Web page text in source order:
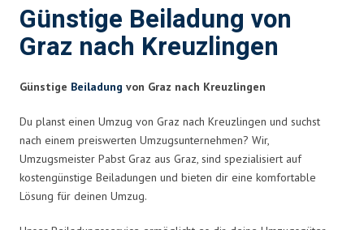
Günstige Beiladung von
Graz nach Kreuzlingen
Günstige Beiladung von Graz nach Kreuzlingen
Du planst einen Umzug von Graz nach Kreuzlingen und suchst
nach einem preiswerten Umzugsunternehmen? Wir,
Umzugsmeister Pabst Graz aus Graz, sind spezialisiert auf
kostengünstige Beiladungen und bieten dir eine komfortable
Lösung für deinen Umzug.